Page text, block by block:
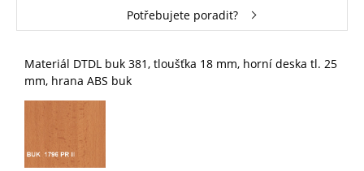
Potřebujete poradit?
Materiál DTDL buk 381, tloušťka 18 mm, horní deska tl. 25
mm, hrana ABS buk